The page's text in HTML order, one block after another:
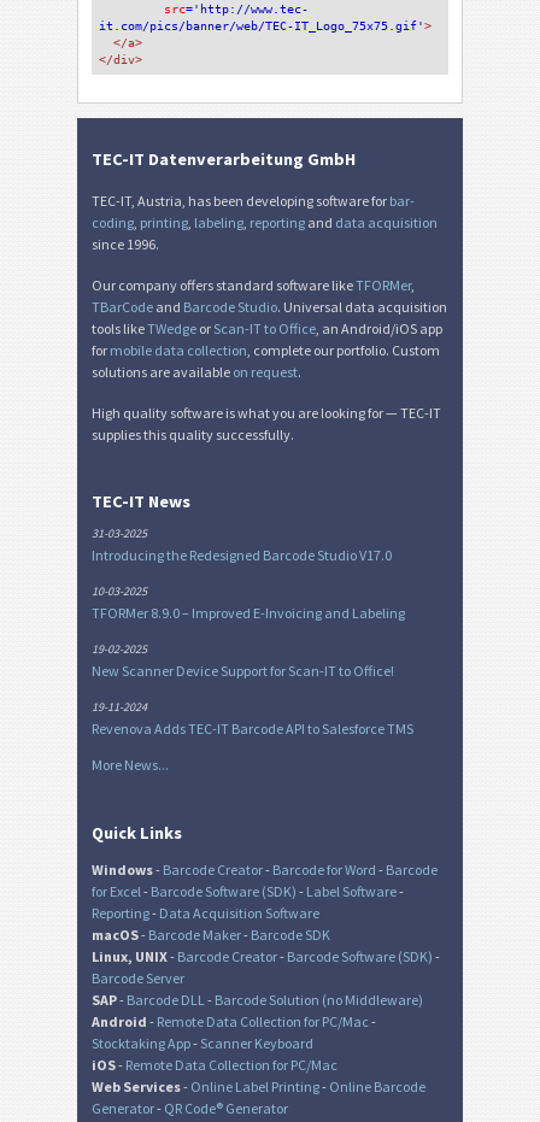
src='http://www.tec-
it.com/pics/banner/web/TEC-IT_Logo_75x75.gif'>
</a>
</div>
TEC-IT Datenverarbeitung GmbH
TEC-IT, Austria, has been developing software for bar-
coding printing labeling reporting and data acquisition
since 1996.
Our company offers standard software likeTFORMer,
TBarCode and Barcode Studio. Universal data acquisition
tools likeTWedge or Scan-IT to Office , an Android/iOS app
for mobile data collection , complete our portfolio. Custom
solutions are available on request.
High quality software is what you are looking for — TEC-IT
supplies this quality successfully.
TEC-IT News
31-03-2025
Introducing the Redesigned Barcode Studio V17.0
10-03-2025
TFORMer 8.9.0 – Improved E-Invoicing and Labeling
19-02-2025
New Scanner Device Support for Scan-IT to Office!
19-11-2024
Revenova Adds TEC-IT Barcode API to Salesforce TMS
More News...
Quick Links
Windows- Barcode Creator- Barcode for Word - Barcode
for Excel - Barcode Software (SDK) - Label Software-
Reporting- Data Acquisition Software
macOS- Barcode Maker- Barcode SDK
Linux, UNIX- Barcode Creator- Barcode Software (SDK) -
Barcode Server
SAP- Barcode DLL - Barcode Solution (no Middleware)
Android - Remote Data Collection for PC/Mac -
Stocktaking App- Scanner Keyboard
iOS- Remote Data Collection for PC/Mac
Web Services- Online Label Printing- Online Barcode
Generator- QR Code® Generator